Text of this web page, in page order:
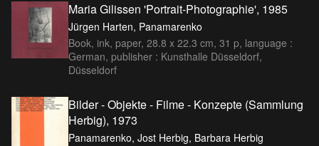
Maria Gilissen 'Portrait-Photographie', 1985
Jürgen Harten, Panamarenko
Book, ink, paper, 28.8 x 22.3 cm, 31 p, language :
German, publisher : Kunsthalle Düsseldorf,
Düsseldorf
Bilder - Objekte - Filme - Konzepte (Sammlung
Herbig), 1973
Panamarenko, Jost Herbig, Barbara Herbig